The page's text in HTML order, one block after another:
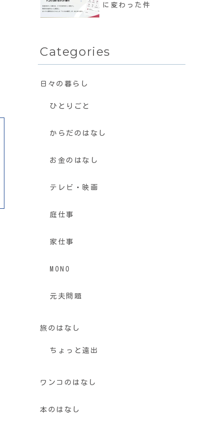
に変わった件
Categories
日々の暮らし
ひとりごと
からだのはなし
お金のはなし
テレビ・映画
庭仕事
家仕事
MONO
元夫問題
旅のはなし
ちょっと遠出
ワンコのはなし
本のはなし